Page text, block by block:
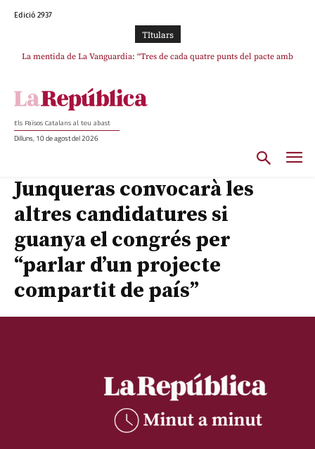
Edició 2937
TItulars
La mentida de La Vanguardia: “Tres de cada quatre punts del pacte amb
Els Països Catalans al teu abast
Dilluns, 10 de agost del 2026
Junqueras convocarà les
altres candidatures si
guanya el congrés per
“parlar d’un projecte
compartit de país”